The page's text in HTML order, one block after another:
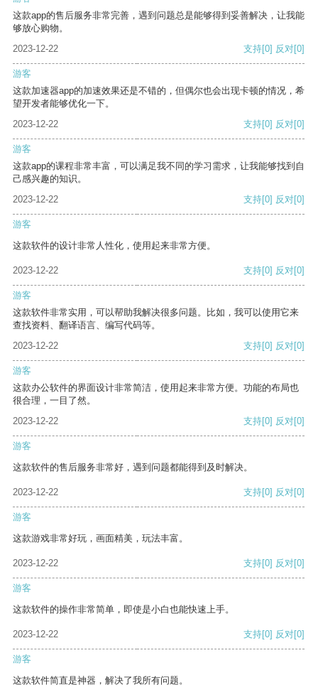
这款app的售后服务非常完善，遇到问题总是能够得到妥善解决，让我能
够放心购物。
2023-12-22
支持[0] 反对[0]
游客
这款加速器app的加速效果还是不错的，但偶尔也会出现卡顿的情况，希
望开发者能够优化一下。
2023-12-22
支持[0] 反对[0]
游客
这款app的课程非常丰富，可以满足我不同的学习需求，让我能够找到自
己感兴趣的知识。
2023-12-22
支持[0] 反对[0]
游客
这款软件的设计非常人性化，使用起来非常方便。
2023-12-22 支持[0] 反对[0]
游客
这款软件非常实用，可以帮助我解决很多问题。比如，我可以使用它来
查找资料、翻译语言、编写代码等。
2023-12-22
支持[0] 反对[0]
游客
这款办公软件的界面设计非常简洁，使用起来非常方便。功能的布局也
很合理，一目了然。
2023-12-22
支持[0] 反对[0]
游客
这款软件的售后服务非常好，遇到问题都能得到及时解决。
2023-12-22 支持[0] 反对[0]
游客
这款游戏非常好玩，画面精美，玩法丰富。
2023-12-22 支持[0] 反对[0]
游客
这款软件的操作非常简单，即使是小白也能快速上手。
2023-12-22 支持[0] 反对[0]
游客
这款软件简直是神器，解决了我所有问题。